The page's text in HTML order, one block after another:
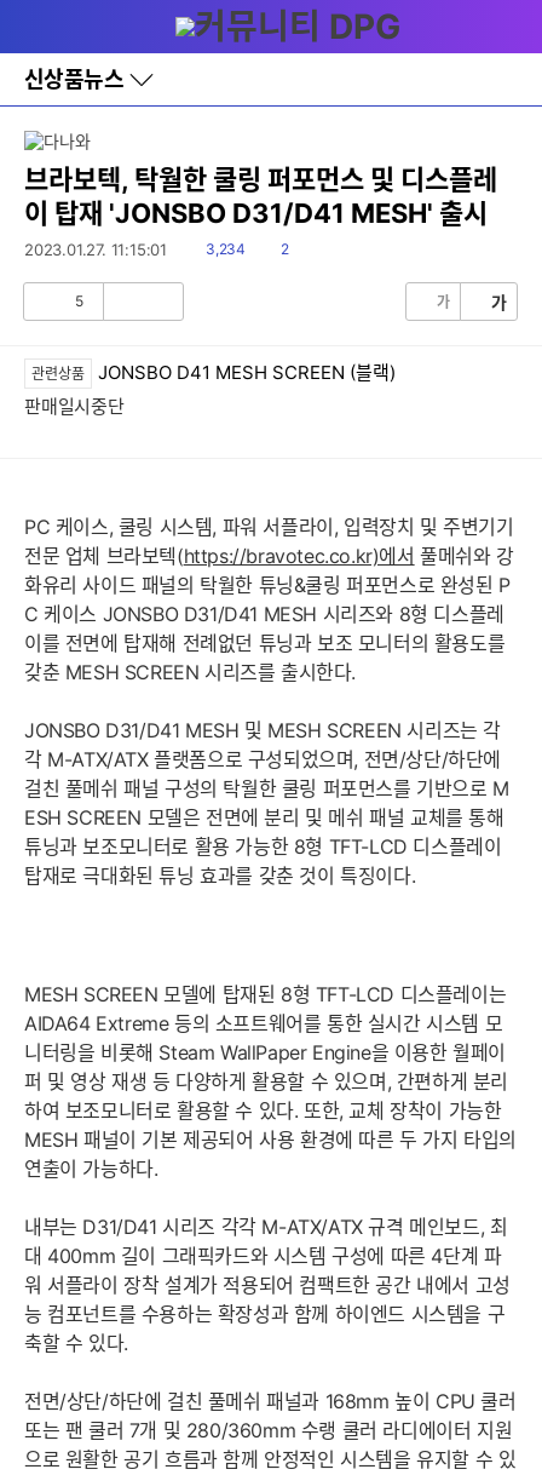
와
홈
신상품뉴스
바
로
레
이
어
토
브라보텍, 탁월한 쿨링 퍼포먼스 및 디스플레
이 탑재 'JONSBO D31/D41 MESH' 출시
2023.01.27. 11:15:01
읽
3,234
댓
2
5 가 가
관련상품
JONSBO D41 MESH SCREEN (블랙)
판매일시중단
PC 케이스, 쿨링 시스템, 파워 서플라이, 입력장치 및 주변기기
전문 업체 브라보텍(https://bravotec.co.kr)에서 풀메쉬와 강
화유리 사이드 패널의 탁월한 튜닝&쿨링 퍼포먼스로 완성된 P
C 케이스 JONSBO D31/D41 MESH 시리즈와 8형 디스플레
이를 전면에 탑재해 전례없던 튜닝과 보조 모니터의 활용도를
갖춘 MESH SCREEN 시리즈를 출시한다.
JONSBO D31/D41 MESH 및 MESH SCREEN 시리즈는 각
각 M-ATX/ATX 플랫폼으로 구성되었으며, 전면/상단/하단에
걸친 풀메쉬 패널 구성의 탁월한 쿨링 퍼포먼스를 기반으로 M
ESH SCREEN 모델은 전면에 분리 및 메쉬 패널 교체를 통해
튜닝과 보조모니터로 활용 가능한 8형 TFT-LCD 디스플레이
탑재로 극대화된 튜닝 효과를 갖춘 것이 특징이다.
MESH SCREEN 모델에 탑재된 8형 TFT-LCD 디스플레이는
AIDA64 Extreme 등의 소프트웨어를 통한 실시간 시스템 모
니터링을 비롯해 Steam WallPaper Engine을 이용한 월페이
퍼 및 영상 재생 등 다양하게 활용할 수 있으며, 간편하게 분리
하여 보조모니터로 활용할 수 있다. 또한, 교체 장착이 가능한
MESH 패널이 기본 제공되어 사용 환경에 따른 두 가지 타입의
연출이 가능하다.
내부는 D31/D41 시리즈 각각 M-ATX/ATX 규격 메인보드, 최
대 400mm 길이 그래픽카드와 시스템 구성에 따른 4단계 파
워 서플라이 장착 설계가 적용되어 컴팩트한 공간 내에서 고성
능 컴포넌트를 수용하는 확장성과 함께 하이엔드 시스템을 구
축할 수 있다.
전면/상단/하단에 걸친 풀메쉬 패널과 168mm 높이 CPU 쿨러
또는 팬 쿨러 7개 및 280/360mm 수랭 쿨러 라디에이터 지원
으로 원활한 공기 흐름과 함께 안정적인 시스템을 유지할 수 있